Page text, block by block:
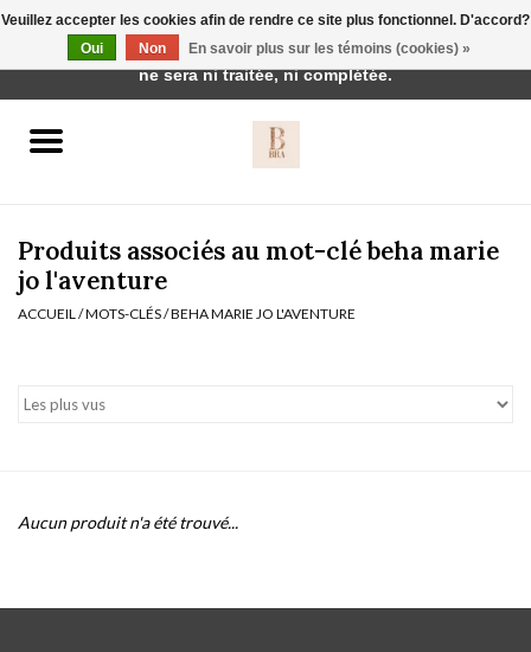
vêtements de nuit
Badmode
Produits associés au mot-clé beha marie
jo l'aventure
ACCUEIL /MOTS-CLÉS/BEHA MARIE JO L'AVENTURE
Aucun produit n'a été trouvé...
Veuillez accepter les cookies afin de rendre ce site plus fonctionnel. D'accord?
Oui
Non En savoir plus sur les témoins (cookies) »
Cette boutique est en construction. Toute commande passée
ne sera ni traitée, ni complétée.